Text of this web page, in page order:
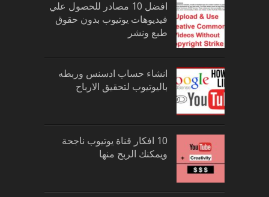
افضل 10 مصادر للحصول علي
فيديوهات يوتيوب بدون حقوق
طبع ونشر
انشاء حساب ادسنس وربطه
باليوتيوب لتحقيق الارباح
10 افكار قناة يوتيوب ناجحة
ويمكنك الربح منها